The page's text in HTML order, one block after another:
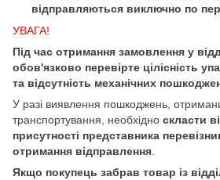
відправляються виключно по
УВАГА!
Під час отримання замовлення у
обов'язково перевірте цілісність
та відсутність механічних
У разі виявлення пошкоджень,
транспортування, необхідно скласти
присутності представника
отримання відправлення
Якщо покупець забрав товар із